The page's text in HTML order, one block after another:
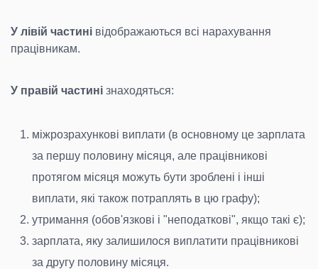
У лівій частині відображаються всі нарахування
працівникам.
У правій частині знаходяться:
міжрозрахункові виплати (в основному це зарплата
за першу половину місяця, але працівникові
протягом місяця можуть бути зроблені і інші
виплати, які також потраплять в цю графу);
утримання (обов'язкові і "неподаткові", якщо такі є);
зарплата, яку залишилося виплатити працівникові
за другу половину місяця.